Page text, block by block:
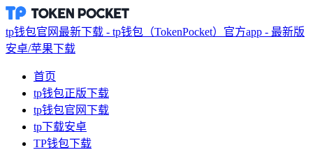
tp钱包官网最新下载 - tp钱包（TokenPocket）官方app - 最新版
安卓/苹果下载
首页
tp钱包正版下载
tp钱包官网下载
tp下载安卓
TP钱包下载